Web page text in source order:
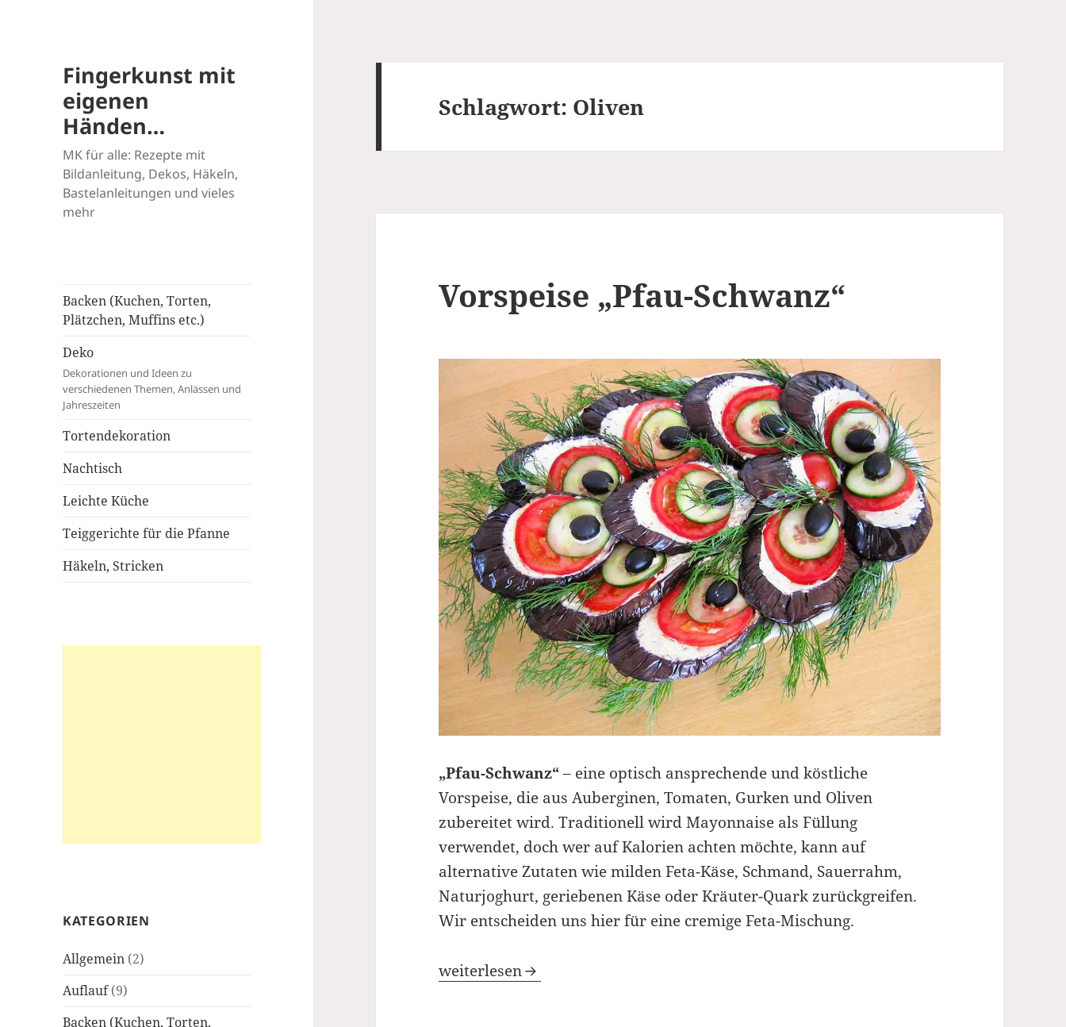
Fingerkunst mit
eigenen
Händen…
MK für alle: Rezepte mit
Bildanleitung, Dekos, Häkeln,
Bastelanleitungen und vieles
mehr
Backen (Kuchen, Torten,
Plätzchen, Muffins etc.)
Deko
Dekorationen und Ideen zu
verschiedenen Themen, Anlässen und
Jahreszeiten
Tortendekoration
Nachtisch
Leichte Küche
Teiggerichte für die Pfanne
Häkeln, Stricken
KATEGORIEN
Allgemein (2)
Auflauf(9)
Backen (Kuchen, Torten,
Schlagwort: Oliven
Vorspeise „Pfau-Schwanz“
„Pfau-Schwanz“– eine optisch ansprechende und köstliche
Vorspeise, die aus Auberginen, Tomaten, Gurken und Oliven
zubereitet wird. Traditionell wird Mayonnaise als Füllung
verwendet, doch wer auf Kalorien achten möchte, kann auf
alternative Zutaten wie milden Feta-Käse, Schmand, Sauerrahm,
Naturjoghurt, geriebenen Käse oder Kräuter-Quark zurückgreifen.
Wir entscheiden uns hier für eine cremige Feta-Mischung.
Vorspeise „Pfau-Schwanz“
weiterlesen